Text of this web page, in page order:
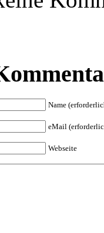
Name
eMail
Webseite